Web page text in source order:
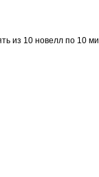
из 10 новелл по 10